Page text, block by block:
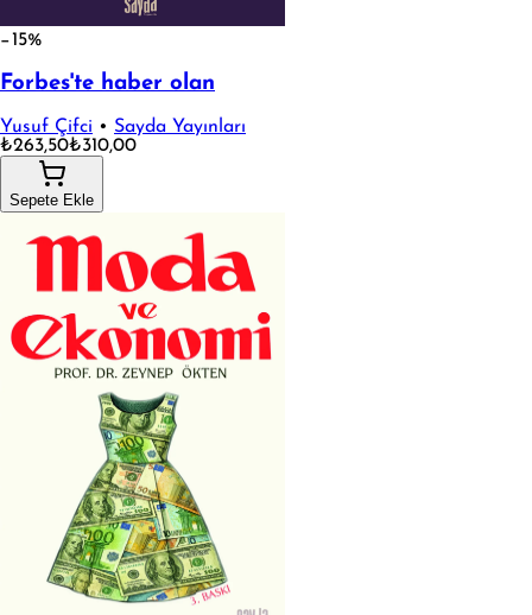
−15%
Forbes'te haber olan
Yusuf Çifci • Sayda Yayınları
₺263,50₺310,00
Sepete Ekle